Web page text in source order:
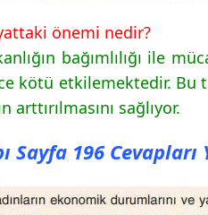
önemi nedir?
bağımlılığı ile
kötü etkilemektedir.
sağlıyor.
196 Cevapları